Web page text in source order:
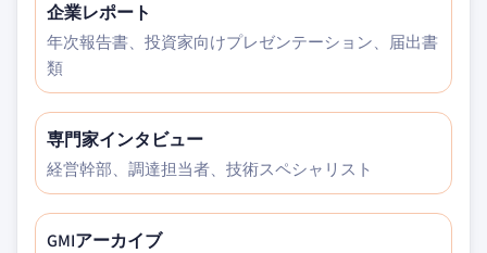
企業レポート
年次報告書、投資家向けプレゼンテーション、届出書
類
専門家インタビュー
経営幹部、調達担当者、技術スペシャリスト
GMIアーカイブ